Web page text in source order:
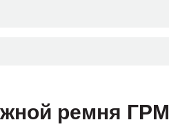
ремня ГРМ